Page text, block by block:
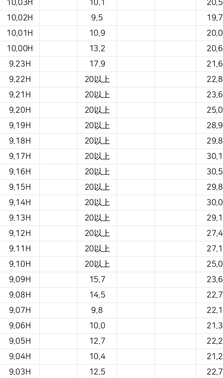
10.03H
10.1
20.5
10.02H
9.5
19.7
10.01H
10.9
20.0
10.00H
13.2
20.6
9.23H
17.9
21.6
9.22H
20以上
22.8
9.21H
20以上
23.6
9.20H
20以上
25.0
9.19H
20以上
28.9
9.18H
20以上
29.8
9.17H
20以上
30.1
9.16H
20以上
30.5
9.15H
20以上
29.8
9.14H
20以上
30.0
9.13H
20以上
29.1
9.12H
20以上
27.4
9.11H
20以上
27.1
9.10H
20以上
25.0
9.09H
15.7
23.6
9.08H
14.5
22.7
9.07H
9.8
22.1
9.06H
10.0
21.3
9.05H
12.7
22.2
9.04H
10.4
21.2
9.03H
12.5 22.7